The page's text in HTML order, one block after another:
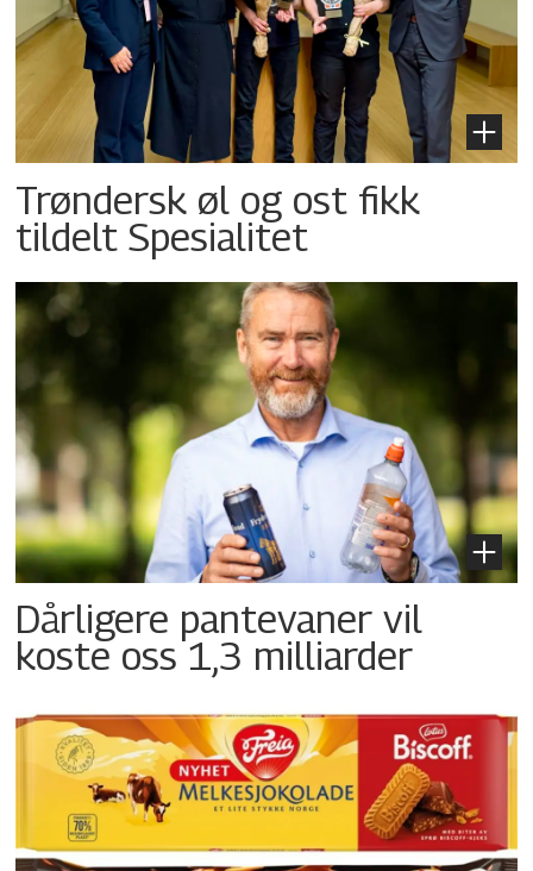
Trøndersk øl og ost fikk
tildelt Spesialitet
Dårligere pantevaner vil
koste oss 1,3 milliarder